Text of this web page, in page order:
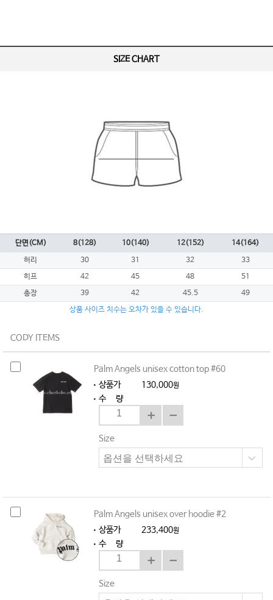
SIZE CHART
단면(CM) 8(128) 10(140) 12(152)
14(164)
허리
30 31 32
33
히프
42 45 48
51
총장
39 42 45.5
49
상품 사이즈 치수는 오차가 있을 수 있습니다.
CODY ITEMS
Palm Angels unisex cotton top #60
상품가
130,000원
수 량
Size
Palm Angels unisex over hoodie #2
상품가
233,400원
수 량
Size